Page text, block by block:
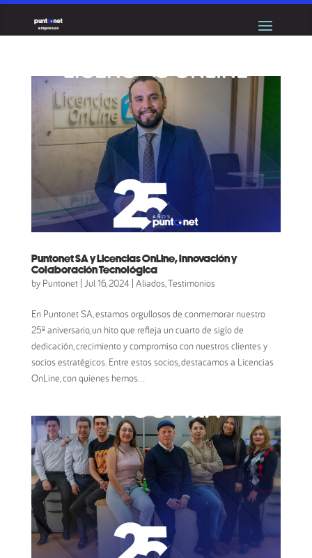
Puntonet SA y Licencias OnLine, Innovación y
Colaboración Tecnológica
by Puntonet| Jul 16, 2024 | Aliados,Testimonios
En Puntonet SA, estamos orgullosos de conmemorar nuestro
25º aniversario, un hito que refleja un cuarto de siglo de
dedicación, crecimiento y compromiso con nuestros clientes y
socios estratégicos. Entre estos socios, destacamos a Licencias
OnLine, con quienes hemos...